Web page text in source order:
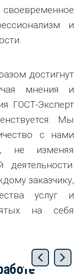
и
достигнут
мнения и
ГОСТ-Эксперт
Мы
с нами
не изменяя
заказчику,
услуг и
на себя